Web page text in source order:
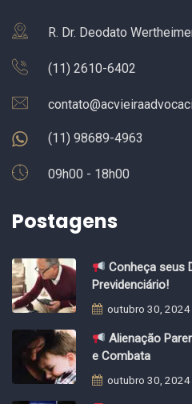
R. Dr. Deodato
(11) 2610-6402
(11) 98689-4963
09h00 - 18h00
Postagens
Conheça seus
Previdenciário!
outubro 30, 2024
Alienação
e Combata
outubro 30, 2024